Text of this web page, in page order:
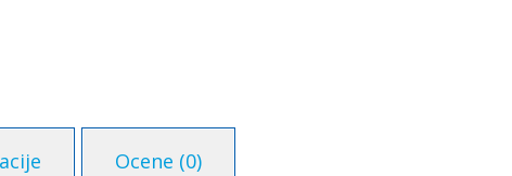
Ocene (0)